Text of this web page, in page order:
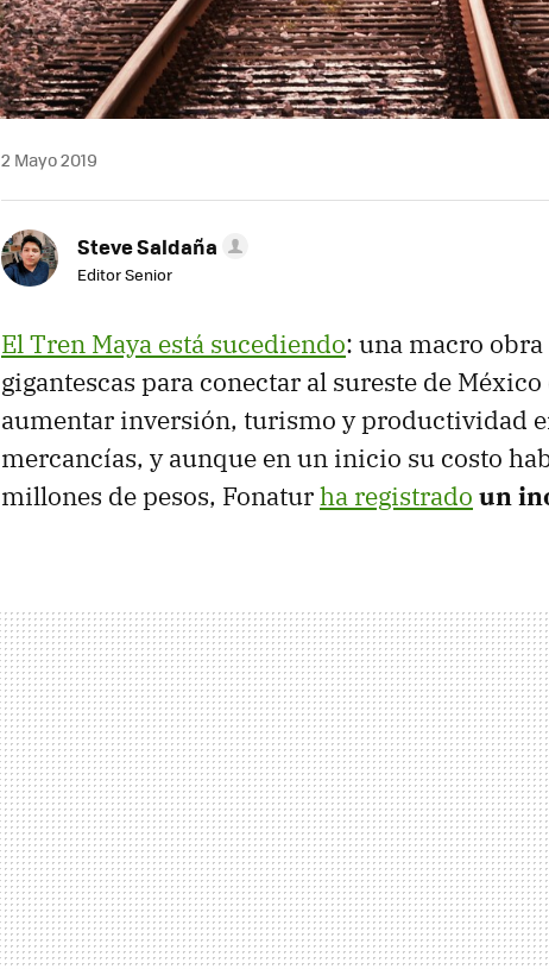
2 Mayo 2019
Steve Saldaña
Editor Senior
El Tren Maya está sucediendo: una macro
gigantescas para conectar al sureste de
aumentar inversión, turismo y productividad
mercancías, y aunque en un inicio su costo
millones de pesos, Fonaturha registrado un